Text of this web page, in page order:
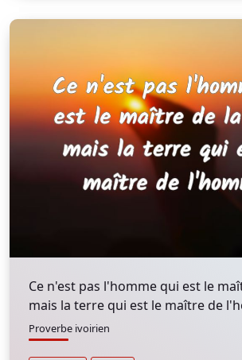
Ce n'est pas l'homme qui est le
mais la terre qui est le maître de
Proverbe ivoirien